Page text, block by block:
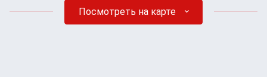
Посмотреть на карте